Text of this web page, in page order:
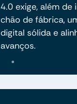
4.0 exige, além de
chão de fábrica,
digital sólida e
avanços.